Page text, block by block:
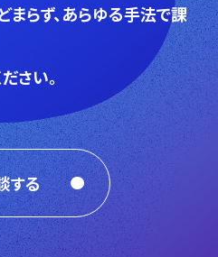
まらず、あらゆる手法で課
さい。
する